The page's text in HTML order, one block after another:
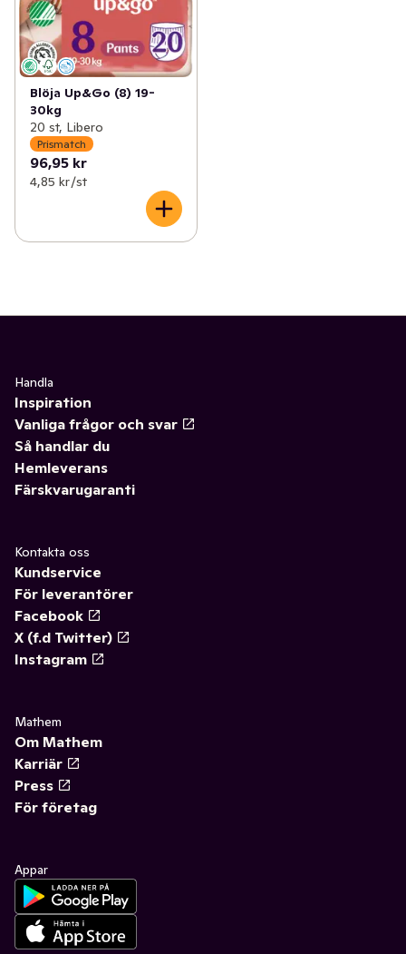
Blöja Up&Go (8) 19-
30kg
20 st, Libero
Prismatch
96,95 kr
4,85 kr /st
Handla
Inspiration
Vanliga frågor och svar
Så handlar du
Hemleverans
Färskvarugaranti
Kontakta oss
Kundservice
För leverantörer
Facebook
X (f.d Twitter)
Instagram
Mathem
Om Mathem
Karriär
Press
För företag
Appar